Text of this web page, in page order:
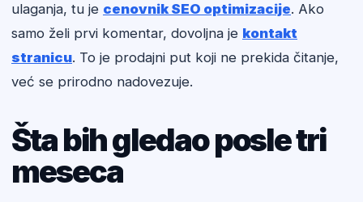
ulaganja, tu je cenovnik SEO optimizacije. Ako
samo želi prvi komentar, dovoljna je kontakt
stranicu. To je prodajni put koji ne prekida čitanje,
već se prirodno nadovezuje.
Šta bih gledao posle tri
meseca